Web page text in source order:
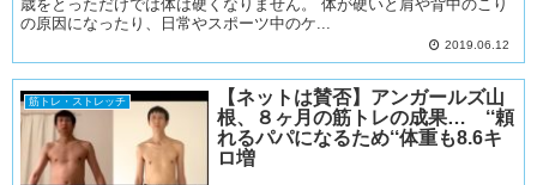
歳をとっただけでは体は硬くなりません。 体が硬いと肩や背中のこり
の原因になったり、日常やスポーツ中のケ...
2019.06.12
筋トレ・ストレッチ
【ネットは賛否】アンガールズ山
根、８ヶ月の筋トレの成果… ‘‘頼
れるパパになるため‘‘体重も8.6キ
ロ増